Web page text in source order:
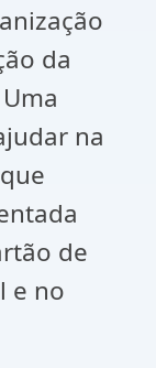
da
na
de
e no